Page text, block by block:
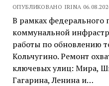
ОПУБЛИКОВАНО IRINA
В рамках федерального
коммунальной
работы по обновлению
Кольчугино. Ремонт
ключевых улиц: Мира,
Гагарина, Ленина и…